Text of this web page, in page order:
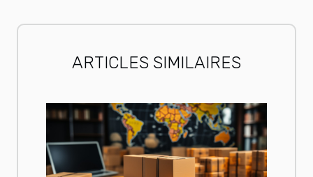
ARTICLES SIMILAIRES